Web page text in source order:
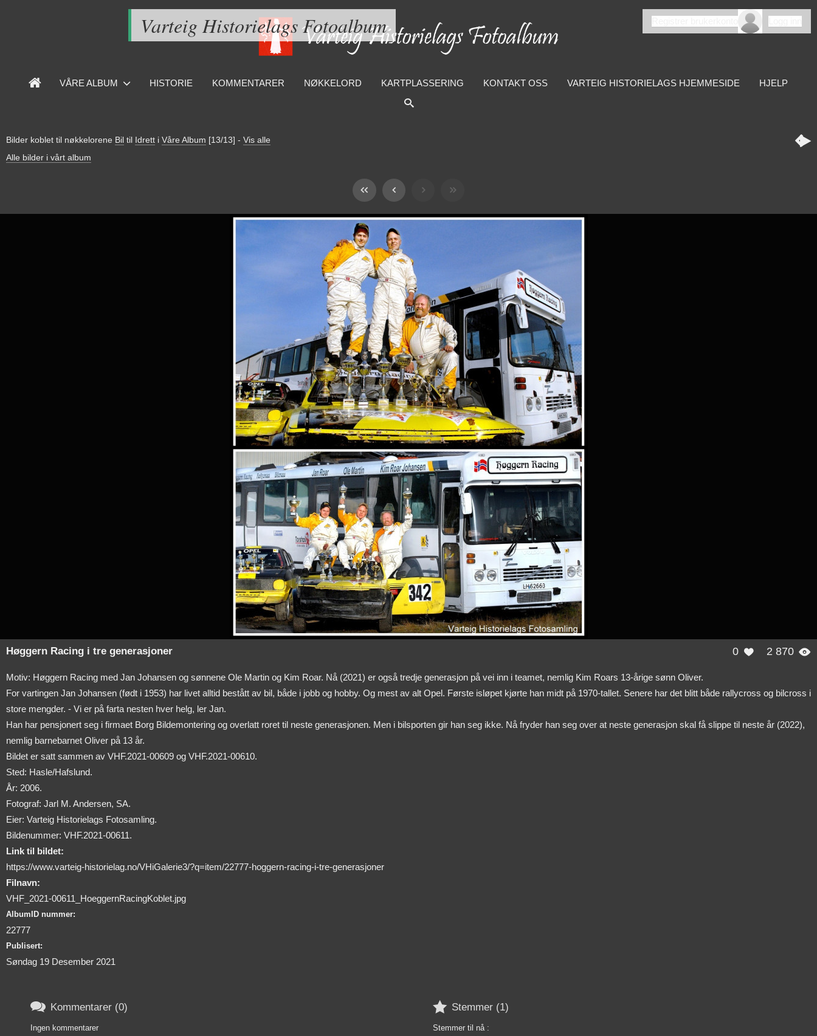
Varteig Historielags Fotoalbum
VÅRE ALBUM HISTORIE KOMMENTARER NØKKELORD KARTPLASSERING KONTAKT OSS VARTEIG HISTORIELAGS HJEMMESIDE HJELP
Bilder koblet til nøkkelorene Bil til Idrett i Våre Album [13/13] - Vis alle
Alle bilder i vårt album

0  2 870 
Høggern Racing i tre generasjoner
Motiv: Høggern Racing med Jan Johansen og sønnene Ole Martin og Kim Roar. Nå (2021) er også tredje generasjon på vei inn i teamet, nemlig Kim Roars 13-årige sønn Oliver.
For vartingen Jan Johansen (født i 1953) har livet alltid bestått av bil, både i jobb og hobby. Og mest av alt Opel. Første isløpet kjørte han midt på 1970-tallet. Senere har det blitt både rallycross og bilcross i
store mengder. - Vi er på farta nesten hver helg, ler Jan.
Han har pensjonert seg i firmaet Borg Bildemontering og overlatt roret til neste generasjonen. Men i bilsporten gir han seg ikke. Nå fryder han seg over at neste generasjon skal få slippe til neste år (2022),
nemlig barnebarnet Oliver på 13 år.
Bildet er satt sammen av VHF.2021-00609 og VHF.2021-00610.
Sted: Hasle/Hafslund.
År: 2006.
Fotograf: Jarl M. Andersen, SA.
Eier: Varteig Historielags Fotosamling.
Bildenummer: VHF.2021-00611.
Link til bildet:
https://www.varteig-historielag.no/VHiGalerie3/?q=item/22777-hoggern-racing-i-tre-generasjoner
Filnavn:
VHF_2021-00611_HoeggernRacingKoblet.jpg
AlbumID nummer:
22777
Publisert:
Søndag 19 Desember 2021
 Stemmer (1)
Stemmer til nå :
 Kommentarer (0)
Ingen kommentarer